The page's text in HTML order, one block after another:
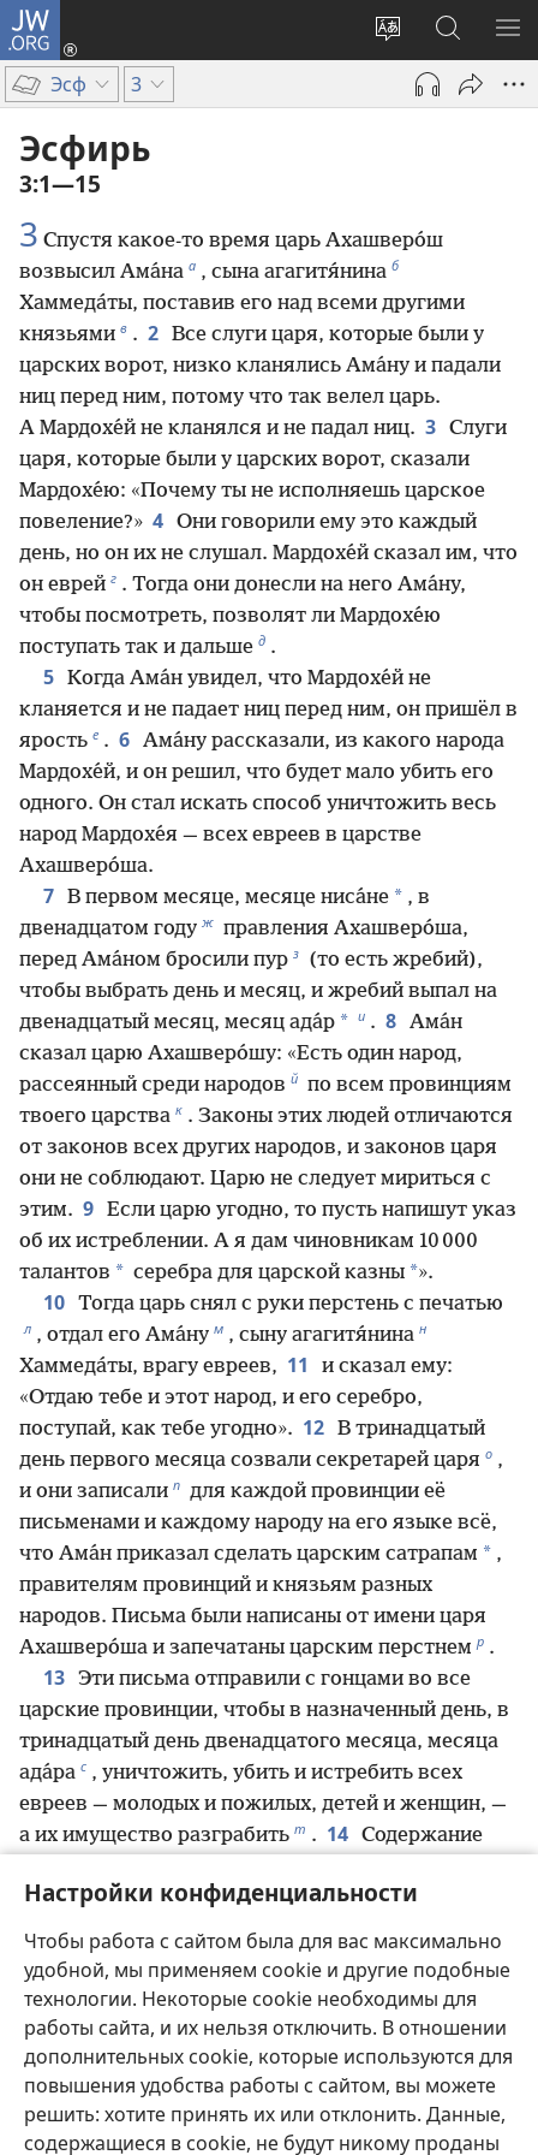
Настройки конфиденциальности
Чтобы работа с сайтом была для вас максимально
удобной, мы применяем cookie и другие подобные
технологии. Некоторые cookie необходимы для
работы сайта, и их нельзя отключить. В отношении
дополнительных cookie, которые используются для
повышения удобства работы с сайтом, вы можете
решить: хотите принять их или отклонить. Данные,
содержащиеся в cookie, не будут никому проданы
JW.ORG
Изменить
язык
сайта
Войти
(открывается
новом
Поиск
по
jw.org
Эсф 3
Эсфирь
3:1—15
3 Спустя какое-то время царь Ахашверо́ш
возвысил Ама́на а , сына агагитя́нина б
Хаммеда́ты, поставив его над всеми другими
князьями в . 2 Все слуги царя, которые были у
царских ворот, низко кланялись Ама́ну и падали
ниц перед ним, потому что так велел царь.
А Мардохе́й не кланялся и не падал ниц. 3 Слуги
царя, которые были у царских ворот, сказали
Мардохе́ю: «Почему ты не исполняешь царское
повеление?» 4 Они говорили ему это каждый
день, но он их не слушал. Мардохе́й сказал им, что
он еврей г . Тогда они донесли на него Ама́ну,
чтобы посмотреть, позволят ли Мардохе́ю
поступать так и дальше д .
5 Когда Ама́н увидел, что Мардохе́й не
кланяется и не падает ниц перед ним, он пришёл в
ярость е . 6 Ама́ну рассказали, из какого народа
Мардохе́й, и он решил, что будет мало убить его
одного. Он стал искать способ уничтожить весь
народ Мардохе́я — всех евреев в царстве
Ахашверо́ша.
7 В первом месяце, месяце ниса́не * , в
двенадцатом году ж правления Ахашверо́ша,
перед Ама́ном бросили пур з (то есть жребий),
чтобы выбрать день и месяц, и жребий выпал на
двенадцатый месяц, месяц ада́р * и . 8 Ама́н
сказал царю Ахашверо́шу: «Есть один народ,
рассеянный среди народов й по всем провинциям
твоего царства к . Законы этих людей отличаются
от законов всех других народов, и законов царя
они не соблюдают. Царю не следует мириться с
этим. 9 Если царю угодно, то пусть напишут указ
об их истреблении. А я дам чиновникам 10 000
талантов * серебра для царской казны *».
10 Тогда царь снял с руки перстень с печатью
л , отдал его Ама́ну м , сыну агагитя́нина н
Хаммеда́ты, врагу евреев, 11
и сказал ему:
«Отдаю тебе и этот народ, и его серебро,
поступай, как тебе угодно». 12 В тринадцатый
день первого месяца созвали секретарей царя о ,
и они записали п для каждой провинции её
письменами и каждому народу на его языке всё,
что Ама́н приказал сделать царским сатрапам * ,
правителям провинций и князьям разных
народов. Письма были написаны от имени царя
Ахашверо́ша и запечатаны царским перстнем р .
13 Эти письма отправили с гонцами во все
царские провинции, чтобы в назначенный день, в
тринадцатый день двенадцатого месяца, месяца
ада́ра с , уничтожить, убить и истребить всех
евреев — молодых и пожилых, детей и женщин, —
а их имущество разграбить т . 14 Содержание
который следовало огласить всем народам, чтобы
они подготовились к этому дню.
отправились в путь у по приказу царя. Этот закон
огласили и в крепости Су́зы
. Царь и Ама́н сели
пить, а город Су́зы был в смятении.
Назад Далее